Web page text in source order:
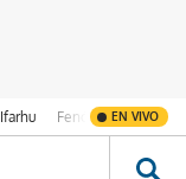
Ifarhu Fenómeno de El
EN VIVO